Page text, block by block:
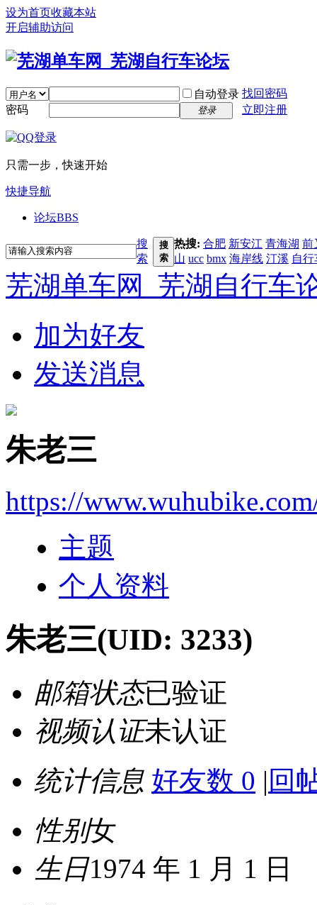
设为首页收藏本站
开启辅助访问
自动登录 找回密码
密码
登录 立即注册
只需一步，快速开始
快捷导航
论坛BBS
搜
索
搜
索
热搜: 合肥 新安江 青海湖 前
山 ucc bmx 海岸线 汀溪 自
芜湖单车网_芜湖自行车
加为好友
发送消息
朱老三
https://
主题
个人资料
朱老三(UID: 3233)
邮箱状态已验证
视频认证未认证
统计信息 好友数 0 | 回
性别女
生日1974 年 1 月 1 日